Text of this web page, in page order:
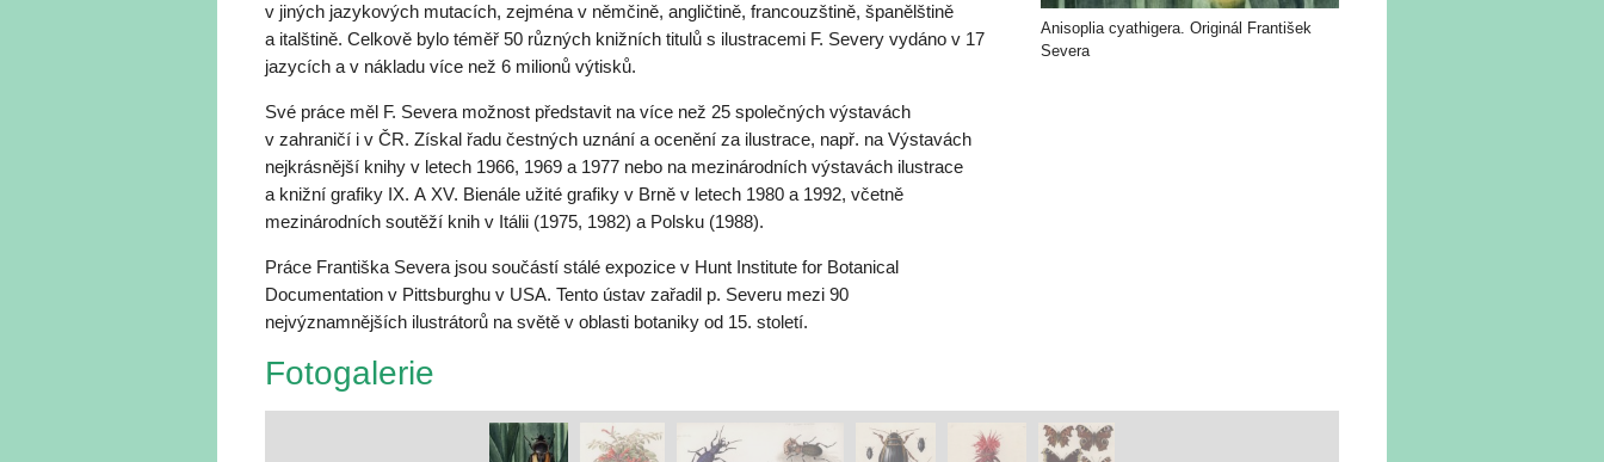
v jiných jazykových mutacích, zejména v němčině, angličtině, francouzštině, španělštině
a italštině. Celkově bylo téměř 50 různých knižních titulů s ilustracemi F. Severy vydáno v 17
jazycích a v nákladu více než 6 milionů výtisků.
Své práce měl F. Severa možnost představit na více než 25 společných výstavách
v zahraničí i v ČR. Získal řadu čestných uznání a ocenění za ilustrace, např. na Výstavách
nejkrásnější knihy v letech 1966, 1969 a 1977 nebo na mezinárodních výstavách ilustrace
a knižní grafiky IX. A XV. Bienále užité grafiky v Brně v letech 1980 a 1992, včetně
mezinárodních soutěží knih v Itálii (1975, 1982) a Polsku (1988).
Práce Františka Severa jsou součástí stálé expozice v Hunt Institute for Botanical
Documentation v Pittsburghu v USA. Tento ústav zařadil p. Severu mezi 90
nejvýznamnějších ilustrátorů na světě v oblasti botaniky od 15. století.
Anisoplia cyathigera. Originál František
Severa
Fotogalerie